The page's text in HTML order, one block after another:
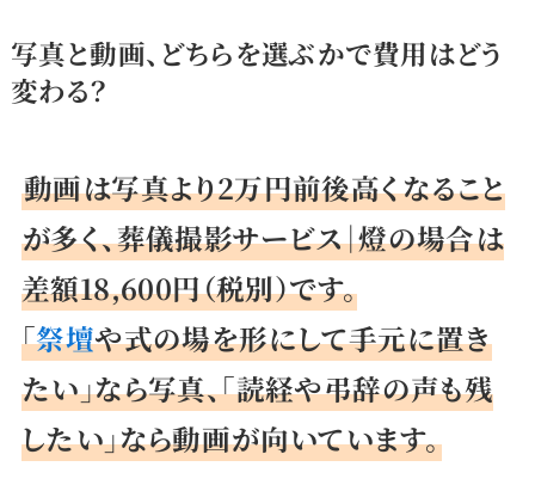
写真と動画、どちらを選ぶかで費用はどう
変わる？
動画は写真より2万円前後高くなること
が多く、葬儀撮影サービス｜燈の場合は
差額18,600円（税別）です。
「祭壇や式の場を形にして手元に置き
たい」なら写真、「読経や弔辞の声も残
したい」なら動画が向いています。